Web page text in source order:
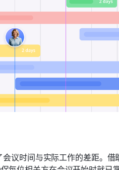
议时间与实际工作的差距。